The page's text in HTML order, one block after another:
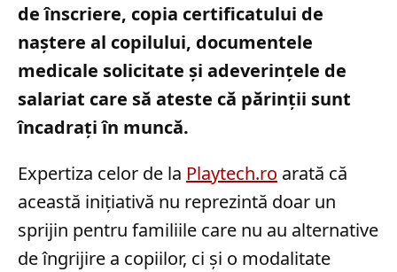
de înscriere, copia certificatului de
naștere al copilului, documentele
medicale solicitate și adeverințele de
salariat care să ateste că părinții sunt
încadrați în muncă.
Expertiza celor de la Playtech.ro arată că
această inițiativă nu reprezintă doar un
sprijin pentru familiile care nu au alternative
de îngrijire a copiilor, ci și o modalitate